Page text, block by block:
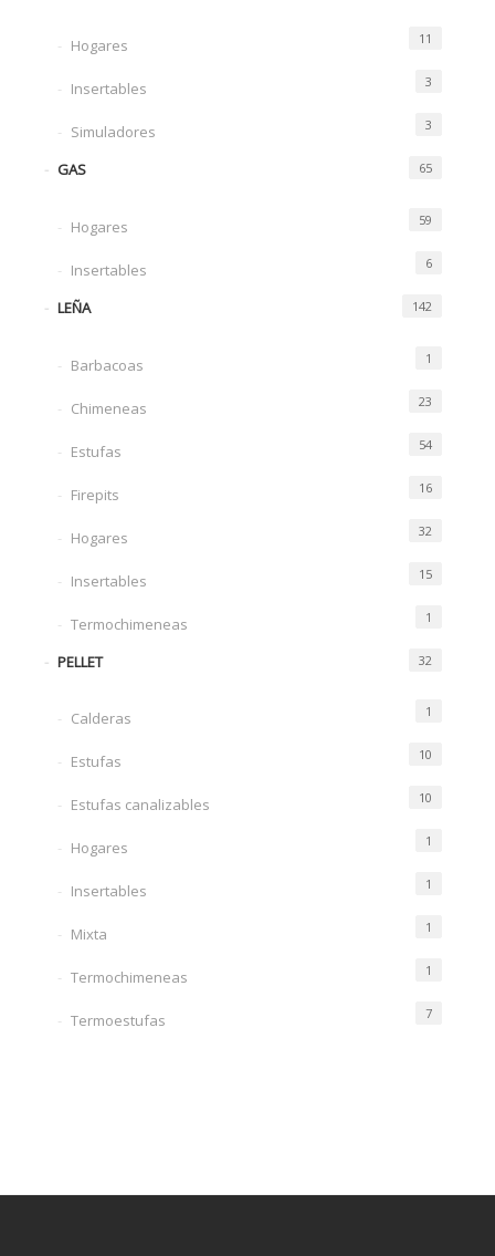
Hogares 11
Insertables 3
Simuladores 3
GAS 65
Hogares 59
Insertables 6
LEÑA 142
Barbacoas 1
Chimeneas 23
Estufas 54
Firepits 16
Hogares 32
Insertables 15
Termochimeneas 1
PELLET 32
Calderas 1
Estufas 10
Estufas canalizables 10
Hogares 1
Insertables 1
Mixta 1
Termochimeneas 1
Termoestufas 7